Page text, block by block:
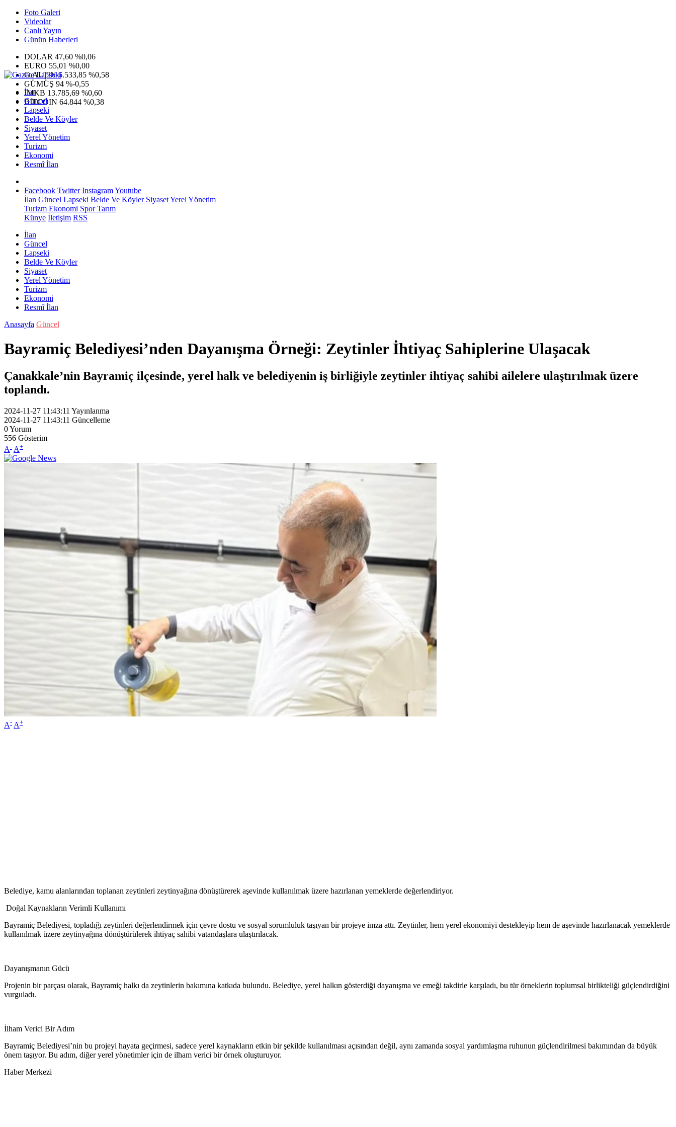
Foto Galeri
Videolar
Canlı Yayın
Günün Haberleri
DOLAR 47,60 %0,06
EURO 55,01 %0,00
G.ALTIN6.533,85 %0,58
GÜMÜŞ 94 %-0,55
IMKB 13.785,69 %0,60
BITCOIN 64.844 %0,38
İlan
Güncel
Lapseki
Belde Ve Köyler
Siyaset
Yerel Yönetim
Turizm
Ekonomi
Resmî İlan
Facebook Twitter InstagramYoutube
İlan Güncel Lapseki Belde Ve KöylerSiyasetYerel Yönetim
Turizm Ekonomi SporTarım
Künye İletişim RSS
İlan
Güncel
Lapseki
Belde Ve Köyler
Siyaset
Yerel Yönetim
Turizm
Ekonomi
Resmî İlan
Anasayfa Güncel
Bayramiç Belediyesi’nden Dayanışma Örneği: Zeytinler İhtiyaç Sahiplerine Ulaşacak
Çanakkale’nin Bayramiç ilçesinde, yerel halk ve belediyenin iş birliğiyle zeytinler ihtiyaç sahibi ailelere ulaştırılmak üzere
toplandı.
2024-11-27 11:43:11 Yayınlanma
2024-11-27 11:43:11 Güncelleme
0Yorum
556 Gösterim
A- A+
A- A+
Belediye, kamu alanlarından toplanan zeytinleri zeytinyağına dönüştürerek aşevinde kullanılmak üzere hazırlanan yemeklerde değerlendiriyor.
Doğal Kaynakların Verimli Kullanımı
Bayramiç Belediyesi, topladığı zeytinleri değerlendirmek için çevre dostu ve sosyal sorumluluk taşıyan bir projeye imza attı. Zeytinler, hem yerel ekonomiyi destekleyip hem de aşevinde hazırlanacak yemeklerde
kullanılmak üzere zeytinyağına dönüştürülerek ihtiyaç sahibi vatandaşlara ulaştırılacak.
Dayanışmanın Gücü
Projenin bir parçası olarak, Bayramiç halkı da zeytinlerin bakımına katkıda bulundu. Belediye, yerel halkın gösterdiği dayanışma ve emeği takdirle karşıladı, bu tür örneklerin toplumsal birlikteliği güçlendirdiğini
vurguladı.
İlham Verici Bir Adım
Bayramiç Belediyesi’nin bu projeyi hayata geçirmesi, sadece yerel kaynakların etkin bir şekilde kullanılması açısından değil, aynı zamanda sosyal yardımlaşma ruhunun güçlendirilmesi bakımından da büyük
önem taşıyor. Bu adım, diğer yerel yönetimler için de ilham verici bir örnek oluşturuyor.
Haber Merkezi